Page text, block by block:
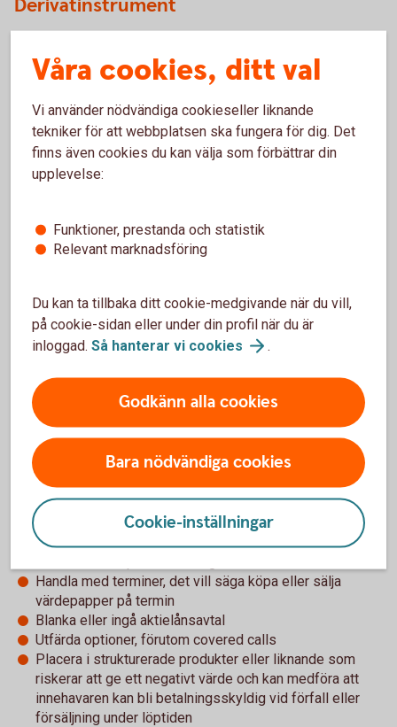
Derivatinstrument
utfärda optioner på underliggande aktie (Covered Calls)
samt att handla med warranter (långa köp- och säljoptioner).
Fonder
Tillåtna fonder hittar du under Swedbank/Sparbankernas
Otillåtna placeringar
instrument eller tillgångar än de som beskrivs ovan. Nedan
är exempel på investeringar som inte får göras inom
depåsparande:
Placera i aktier eller teckningsrätter utgivna av
Swedbank som leder eller kan leda till ett ägande i
banken. Detta eftersom Swedbank Försäkring AB är
legal ägare av innehavet i försäkringsdepån och ett
dotterbolag enligt lag inte får äga aktier i moderbolaget
Blanka aktier, ingå avtal om aktielån eller handla optioner
där underliggande aktie är Swedbank AB
Handla med guld eller andra värdefulla metaller
Handla med råvaror
Handla med terminer, det vill säga köpa eller sälja
värdepapper på termin
Blanka eller ingå aktielånsavtal
Utfärda optioner, förutom covered calls
Placera i strukturerade produkter eller liknande som
riskerar att ge ett negativt värde och kan medföra att
innehavaren kan bli betalningsskyldig vid förfall eller
försäljning under löptiden
Våra cookies, ditt val
Vi använder nödvändiga cookieseller liknande
tekniker för att webbplatsen ska fungera för dig. Det
finns även cookies du kan välja som förbättrar din
upplevelse:
Funktioner, prestanda och statistik
Relevant marknadsföring
Du kan ta tillbaka ditt cookie-medgivande när du vill,
på cookie-sidan eller under din profil när du är
inloggad. Så hanterar vi cookies .
Godkänn alla cookies
Bara nödvändiga cookies
Cookie-inställningar